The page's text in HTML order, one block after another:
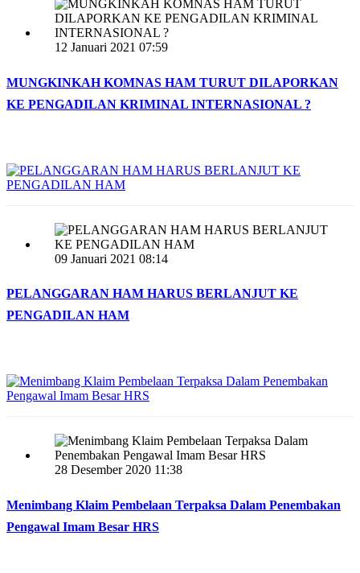
12 Januari 2021 07:59
MUNGKINKAH KOMNAS HAM TURUT DILAPORKAN
KE PENGADILAN KRIMINAL INTERNASIONAL ?
09 Januari 2021 08:14
PELANGGARAN HAM HARUS BERLANJUT KE
PENGADILAN HAM
28 Desember 2020 11:38
Menimbang Klaim Pembelaan Terpaksa Dalam Penembakan
Pengawal Imam Besar HRS